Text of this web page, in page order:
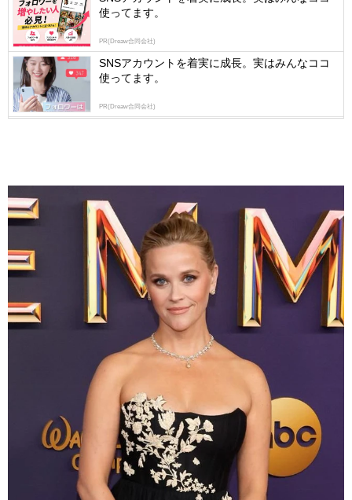
使ってます。
PR(Dreaw合同会社)
SNSアカウントを着実に成長。実はみんなココ
使ってます。
PR(Dreaw合同会社)